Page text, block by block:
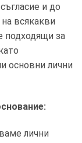
и до
всякакви
подходящи за
основни лични
лични